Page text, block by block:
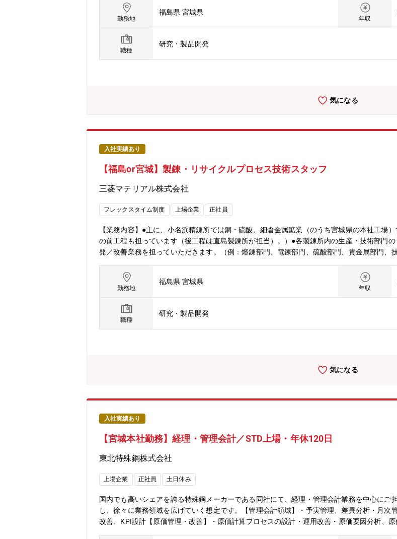
親和型の製錬業を目指すため、製錬リサイクルプロセスを主とし、技術的な側面で事業を支
め。【働き方】〇出張：あり（頻度などは部署・時期により異なります）。〇勤務地：初任
伺いします。各勤務地の状況と応募者様のご経験などをもとに選考いたします。〇転勤：
の拠点への転勤の可能性がございます。転勤ペース：3～8年程度が目安。【勤務地情報】＜
向のうえ、勤務頂きます。・標準勤務時間：8:00～16:50（標準休憩時間60分） フレック
配属される課により異なる場合がございます。・残業：月30時間程度・年間休日：120日・
きます。＜細倉金属株式会社＞入社後は細倉金属鉱業株式会社へ出向のうえ、勤務頂きま
律的に遂行することで、生産プロセスの効率化及びプロセスの信頼性向上に貢献していただ
に」を企業理念とする素材メーカー◆私たちは、非鉄金属の基礎素材だけではなく、自動車
に取り組んでおります。具体的には4つの経営改革（Corporate Transformation (CX)、
n (HRX)、業務効率化）を推進しております。大きな器でありながらも急速に変化を遂げよ
変化を一緒になって楽しんで取り組んでいける方をお待ちしております。
勤務地
福島県 宮城県
年収
職種
研究・製品開発
気になる
入社実績あり
【福島or宮城】製錬・リサイクルプロセス技術スタッフ
三菱マテリアル株式会社
フレックスタイム制度 上場企業 正社員
【業務内容】●主に、小名浜精錬所では銅・硫酸、細倉金属鉱業（のうち宮城県の本社工場
の前工程も担っています（後工程は直島製錬所が担当）。）●各製錬所内の生産・技術部門
発／改善業務を担っていただきます。（例：熔錬部門、電錬部門、硫酸部門、貴金属部門、
【募集背景】環境親和型の製錬業を目指すため、製錬リサイクルプロセスを主とし、技術的
織強化を図るため。【働き方】〇出張：あり（頻度などは部署・時期により異なります）。
希望勤務地をお伺いします。各勤務地の状況と応募者様のご経験などをもとに選考いたし
アやオランダ）の拠点への転勤の可能性がございます。転勤ペース：3～8年程度が目安。【
錬株式会社へ出向のうえ、勤務頂きます。・標準勤務時間：8:00～16:50（標準休憩時間
勤務時間です。配属される課により異なる場合がございます。・残業：月30時間程度・年
（株）の制度に基づきます。＜細倉金属株式会社＞入社後は細倉金属鉱業株式会社へ出向
度の高い課題を自律的に遂行することで、生産プロセスの効率化及びプロセスの信頼性向上
く、自動車や家電などに使われる機械部品や電子材料・部品、それらを作るために必要な道
(CX)、Digital Transformation (DX)、Human Resources Transformation (HRX)、業務効率化
勤務地
福島県 宮城県
年収
職種
研究・製品開発
気になる
入社実績あり
【宮城本社勤務】経理・管理会計／STD上場・年休120日
東北特殊鋼株式会社
上場企業 正社員 土日休み
国内でも高いシェアを誇る特殊鋼メーカーである同社にて、経理・管理会計業務を中心に
し、徐々に業務領域を広げていく想定です。【管理会計領域】・予実管理、差異分析・月
改善、KPI設計【原価管理・改善】・原価計算プロセスの設計・運用改善・原価要因分析、